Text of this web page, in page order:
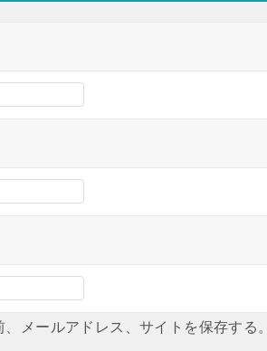
メールアドレス、サイトを保存する。